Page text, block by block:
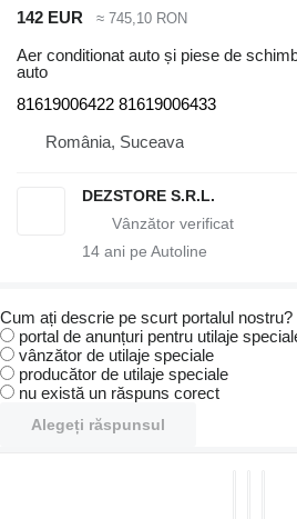
142 EUR ≈ 745,10 RON
Aer conditionat auto și piese de
auto
81619006422 81619006433
România, Suceava
DEZSTORE S.R.L.
14 ani pe Autoline
Cum ați descrie pe scurt portalul nostru?
portal de anunțuri pentru utilaje
vânzător de utilaje speciale
producător de utilaje speciale
nu există un răspuns corect
Alegeți răspunsul